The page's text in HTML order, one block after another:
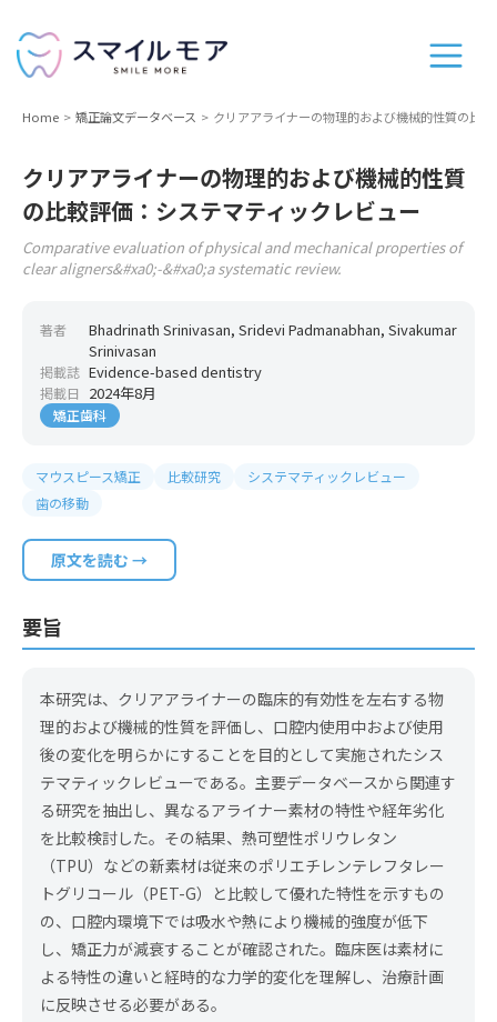
Home 矯正論文データベース クリアアライナーの物理的および機械的性質の比
クリアアライナーの物理的および機械的性質
の比較評価：システマティックレビュー
Comparative evaluation of physical and mechanical properties of
clear aligners&#xa0;-&#xa0;a systematic review.
著者
Bhadrinath Srinivasan, Sridevi Padmanabhan, Sivakumar
Srinivasan
掲載誌 Evidence-based dentistry
掲載日 2024年8月
矯正歯科
マウスピース矯正 比較研究
システマティックレビュー
歯の移動
原文を読む →
要旨
本研究は、クリアアライナーの臨床的有効性を左右する物
理的および機械的性質を評価し、口腔内使用中および使用
後の変化を明らかにすることを目的として実施されたシス
テマティックレビューである。主要データベースから関連す
る研究を抽出し、異なるアライナー素材の特性や経年劣化
を比較検討した。その結果、熱可塑性ポリウレタン
（TPU）などの新素材は従来のポリエチレンテレフタレー
トグリコール（PET-G）と比較して優れた特性を示すもの
の、口腔内環境下では吸水や熱により機械的強度が低下
し、矯正力が減衰することが確認された。臨床医は素材に
よる特性の違いと経時的な力学的変化を理解し、治療計画
に反映させる必要がある。